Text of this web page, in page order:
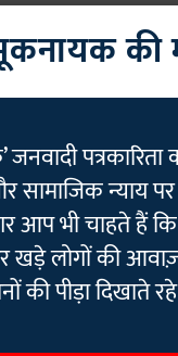
छह मांगें रखी हैं:
नाश्ता, खाना
जाए।
अस्पताल में
टाल-मटोल न
डिग्रीयों (कमरों)
जेलों में बंद केस
की
सामाजिक न्याय
आप भी चाहते हैं
खड़े लोगों की
की पीड़ा दिखाते